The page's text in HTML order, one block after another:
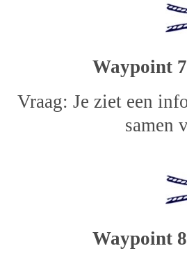
Waypoint
Vraag: Je ziet een
samen
Waypoint